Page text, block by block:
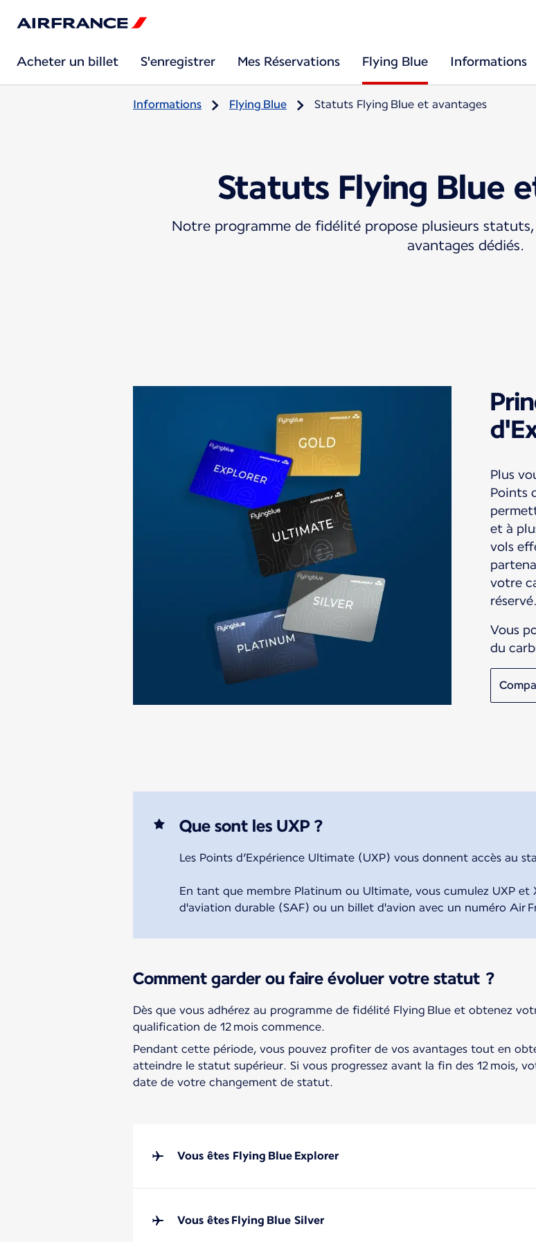
Acheter un billet S'enregistrer Mes Réservations Flying Blue Informations
Informations Flying Blue Statuts Flying Blue et avantages
Statuts Flying Blue
Notre programme de fidélité propose plusieurs
avantages dédiés.
Plus
Points
et à
vols
votre
Vous
du
Que sont les UXP ?
Les Points d’Expérience Ultimate (UXP) vous donnent accès au
En tant que membre Platinum ou Ultimate, vous cumulez UXP et
d'aviation durable (SAF) ou un billet d'avion avec un numéro Air
Comment garder ou faire évoluer votre statut ?
Dès que vous adhérez au programme de fidélité Flying Blue et obtenez
qualification de 12 mois commence.
Pendant cette période, vous pouvez profiter de vos avantages tout en
atteindre le statut supérieur. Si vous progressez avant la fin des 12 mois,
date de votre changement de statut.
Vous êtes Flying Blue Explorer
Vous êtes Flying Blue Silver